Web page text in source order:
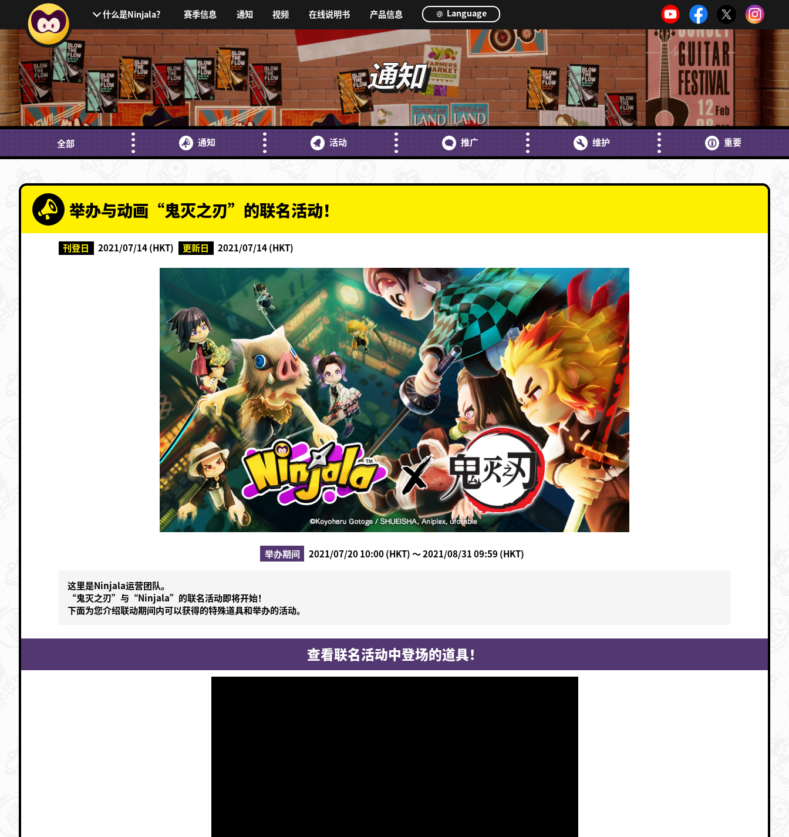
什么是Ninjala？ 赛季信息 通知 视频 在线说明书 产品信息 Language
通知
全部 通知 活动 推广 维护 重要
举办与动画“鬼灭之刃”的联名活动！
刊登日 2021/07/14 (HKT) 更新日 2021/07/14 (HKT)
举办期间 2021/07/20 10:00 (HKT) ～ 2021/08/31 09:59 (HKT)
这里是Ninjala运营团队。
“鬼灭之刃”与“Ninjala”的联名活动即将开始！
下面为您介绍联动期间内可以获得的特殊道具和举办的活动。
查看联名活动中登场的道具！